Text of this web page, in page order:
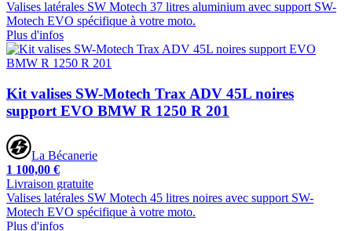
Valises latérales SW Motech 37 litres aluminium avec support SW-
Motech EVO spécifique à votre moto.
Plus d'infos
Kit valises SW-Motech Trax ADV 45L noires
support EVO BMW R 1250 R 201
La Bécanerie
1 100,00 €
Livraison gratuite
Valises latérales SW Motech 45 litres noires avec support SW-
Motech EVO spécifique à votre moto.
Plus d'infos